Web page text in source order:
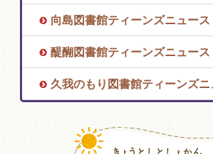
向島図書館ティーンズニュース
醍醐図書館ティーンズニュース
久我のもり図書館ティーンズニ